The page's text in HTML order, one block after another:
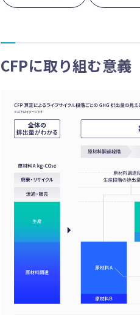
CFPに取り組む意義